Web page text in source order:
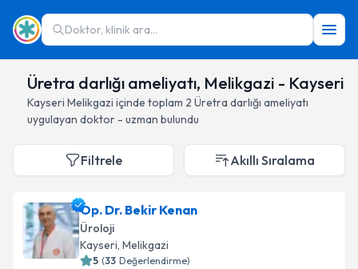
Doktor, klinik ara...
Üretra darlığı ameliyatı, Melikgazi - Kayseri
Kayseri Melikgazi içinde toplam 2 Üretra darlığı ameliyatı
uygulayan doktor - uzman bulundu
Filtrele Akıllı Sıralama
Op. Dr. Bekir Kenan
Üroloji
Kayseri, Melikgazi
5 (33 Değerlendirme)